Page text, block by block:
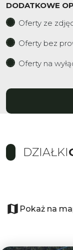
DODATKOWE
Oferty ze
Oferty bez
Oferty na
DZIAŁKI
−Pokaż na